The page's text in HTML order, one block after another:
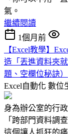
氣。
繼續閱讀
1個月前
【Excel教學】
造「丟進資料夾
題、空欄位秘訣）
Excel自動化 數位
身為辦公室的行
「跨部門資料調
這個讓人抓狂的